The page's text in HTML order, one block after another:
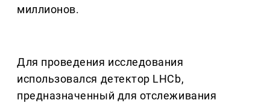
миллионов.
Для проведения исследования
использовался детектор LHCb,
предназначенный для отслеживания